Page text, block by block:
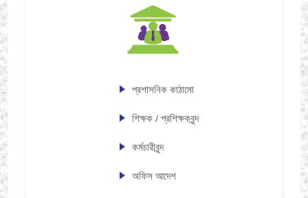
প্রশাসনিক কাঠামো
শিক্ষক / প্রশিক্ষকবৃন্দ
কর্মচারীবৃন্দ
অফিস আদেশ